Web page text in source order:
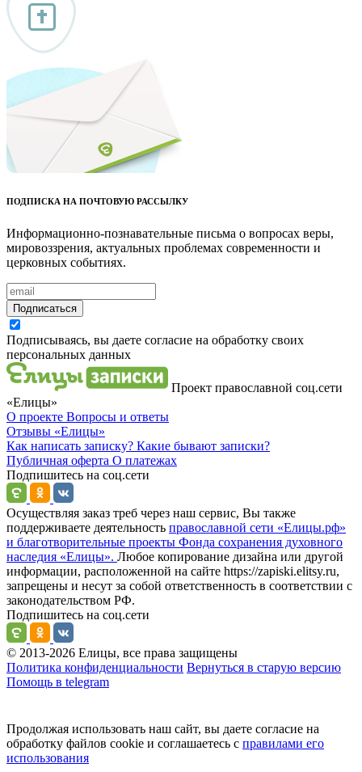
ПОДПИСКА НА ПОЧТОВУЮ РАССЫЛКУ
Информационно-познавательные письма о вопросах веры,
мировоззрения, актуальных проблемах современности и
церковных событиях.
Подписаться
Подписываясь, вы даете согласие на обработку своих
персональных данных
Проект православной соц.сети
«Елицы»
О проекте Вопросы и ответы
Отзывы «Елицы»
Как написать записку? Какие бывают записки?
Публичная оферта О платежах
Подпишитесь на соц.сети
Осуществляя заказ треб через наш сервис, Вы также
поддерживаете деятельность православной сети «Елицы.рф»
и благотворительные проекты Фонда сохранения духовного
наследия «Елицы». Любое копирование дизайна или другой
информации, расположенной на сайте https://zapiski.elitsy.ru,
запрещены и несут за собой ответственность в соответствии с
законодательством РФ.
Подпишитесь на соц.сети
© 2013-2026 Елицы, все права защищены
Политика конфиденциальности Вернуться в старую версию
Помощь в telegram
Продолжая использовать наш сайт, вы даете согласие на
обработку файлов cookie и соглашаетесь с правилами его
использования